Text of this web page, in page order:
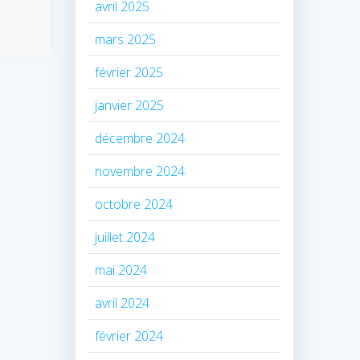
avril 2025
mars 2025
février 2025
janvier 2025
décembre 2024
novembre 2024
octobre 2024
juillet 2024
mai 2024
avril 2024
février 2024